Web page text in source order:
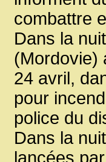
combattre
Dans la
(Mordovie)
24 avril,
pour
police du
Dans la
lancées